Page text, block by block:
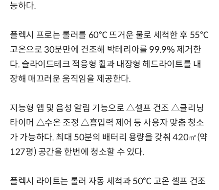
능하다.
플렉시 프로는 롤러를 60℃ 뜨거운 물로 세척한 후 55℃
고온으로 30분만에 건조해 박테리아를 99.9% 제거한
다. 슬라이드테크 적응형 휠과 내장형 헤드라이트를 내
장해 매끄러운 움직임을 제공한다.
지능형 앱 및 음성 알림 기능으로 △셀프 건조 △클리닝
타이머 △수온 조정 △흡입력 제어 등 사용자 맞춤 청소
가 가능하다. 최대 50분의 배터리 용량을 갖춰 420㎡(약
127평) 공간을 한번에 청소할 수 있다.
플렉시 라이트는 롤러 자동 세척과 50℃ 고온 셀프 건조